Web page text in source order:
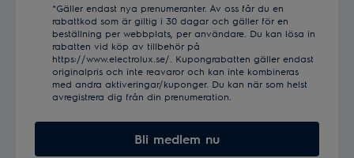
*Gäller endast nya prenumeranter. Av oss får du en
rabattkod som är giltig i 30 dagar och gäller för en
beställning per webbplats, per användare. Du kan lösa in
rabatten vid köp av tillbehör på
https://www.electrolux.se/. Kupongrabatten gäller endast
originalpris och inte reavaror och kan inte kombineras
med andra aktiveringar/kuponger. Du kan när som helst
avregistrera dig från din prenumeration.
Bli medlem nu